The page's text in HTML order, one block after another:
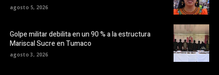
agosto 5, 2026
Golpe militar debilita en un 90 % a la estructura
Mariscal Sucre en Tumaco
agosto 3, 2026